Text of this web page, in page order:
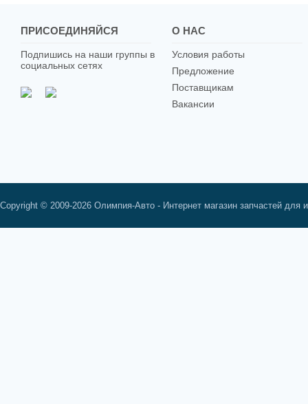
ПРИСОЕДИНЯЙСЯ
Подпишись на наши группы в
социальных сетях
О НАС
Условия работы
Предложение
Поставщикам
Вакансии
Copyright © 2009-2026 Олимпия-Авто - Интернет магазин запчастей для